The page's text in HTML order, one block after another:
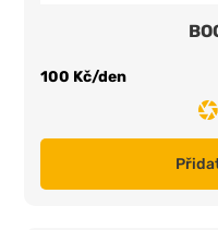
100 Kč/den